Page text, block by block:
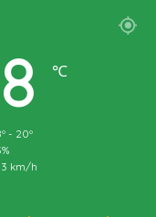
℃
- 20º
km/h